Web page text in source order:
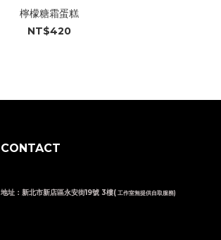
檸檬糖霜蛋糕
NT$420
CONTACT
地址：新北市新店區永安街19號 3樓( 工作室無提供自取服務)